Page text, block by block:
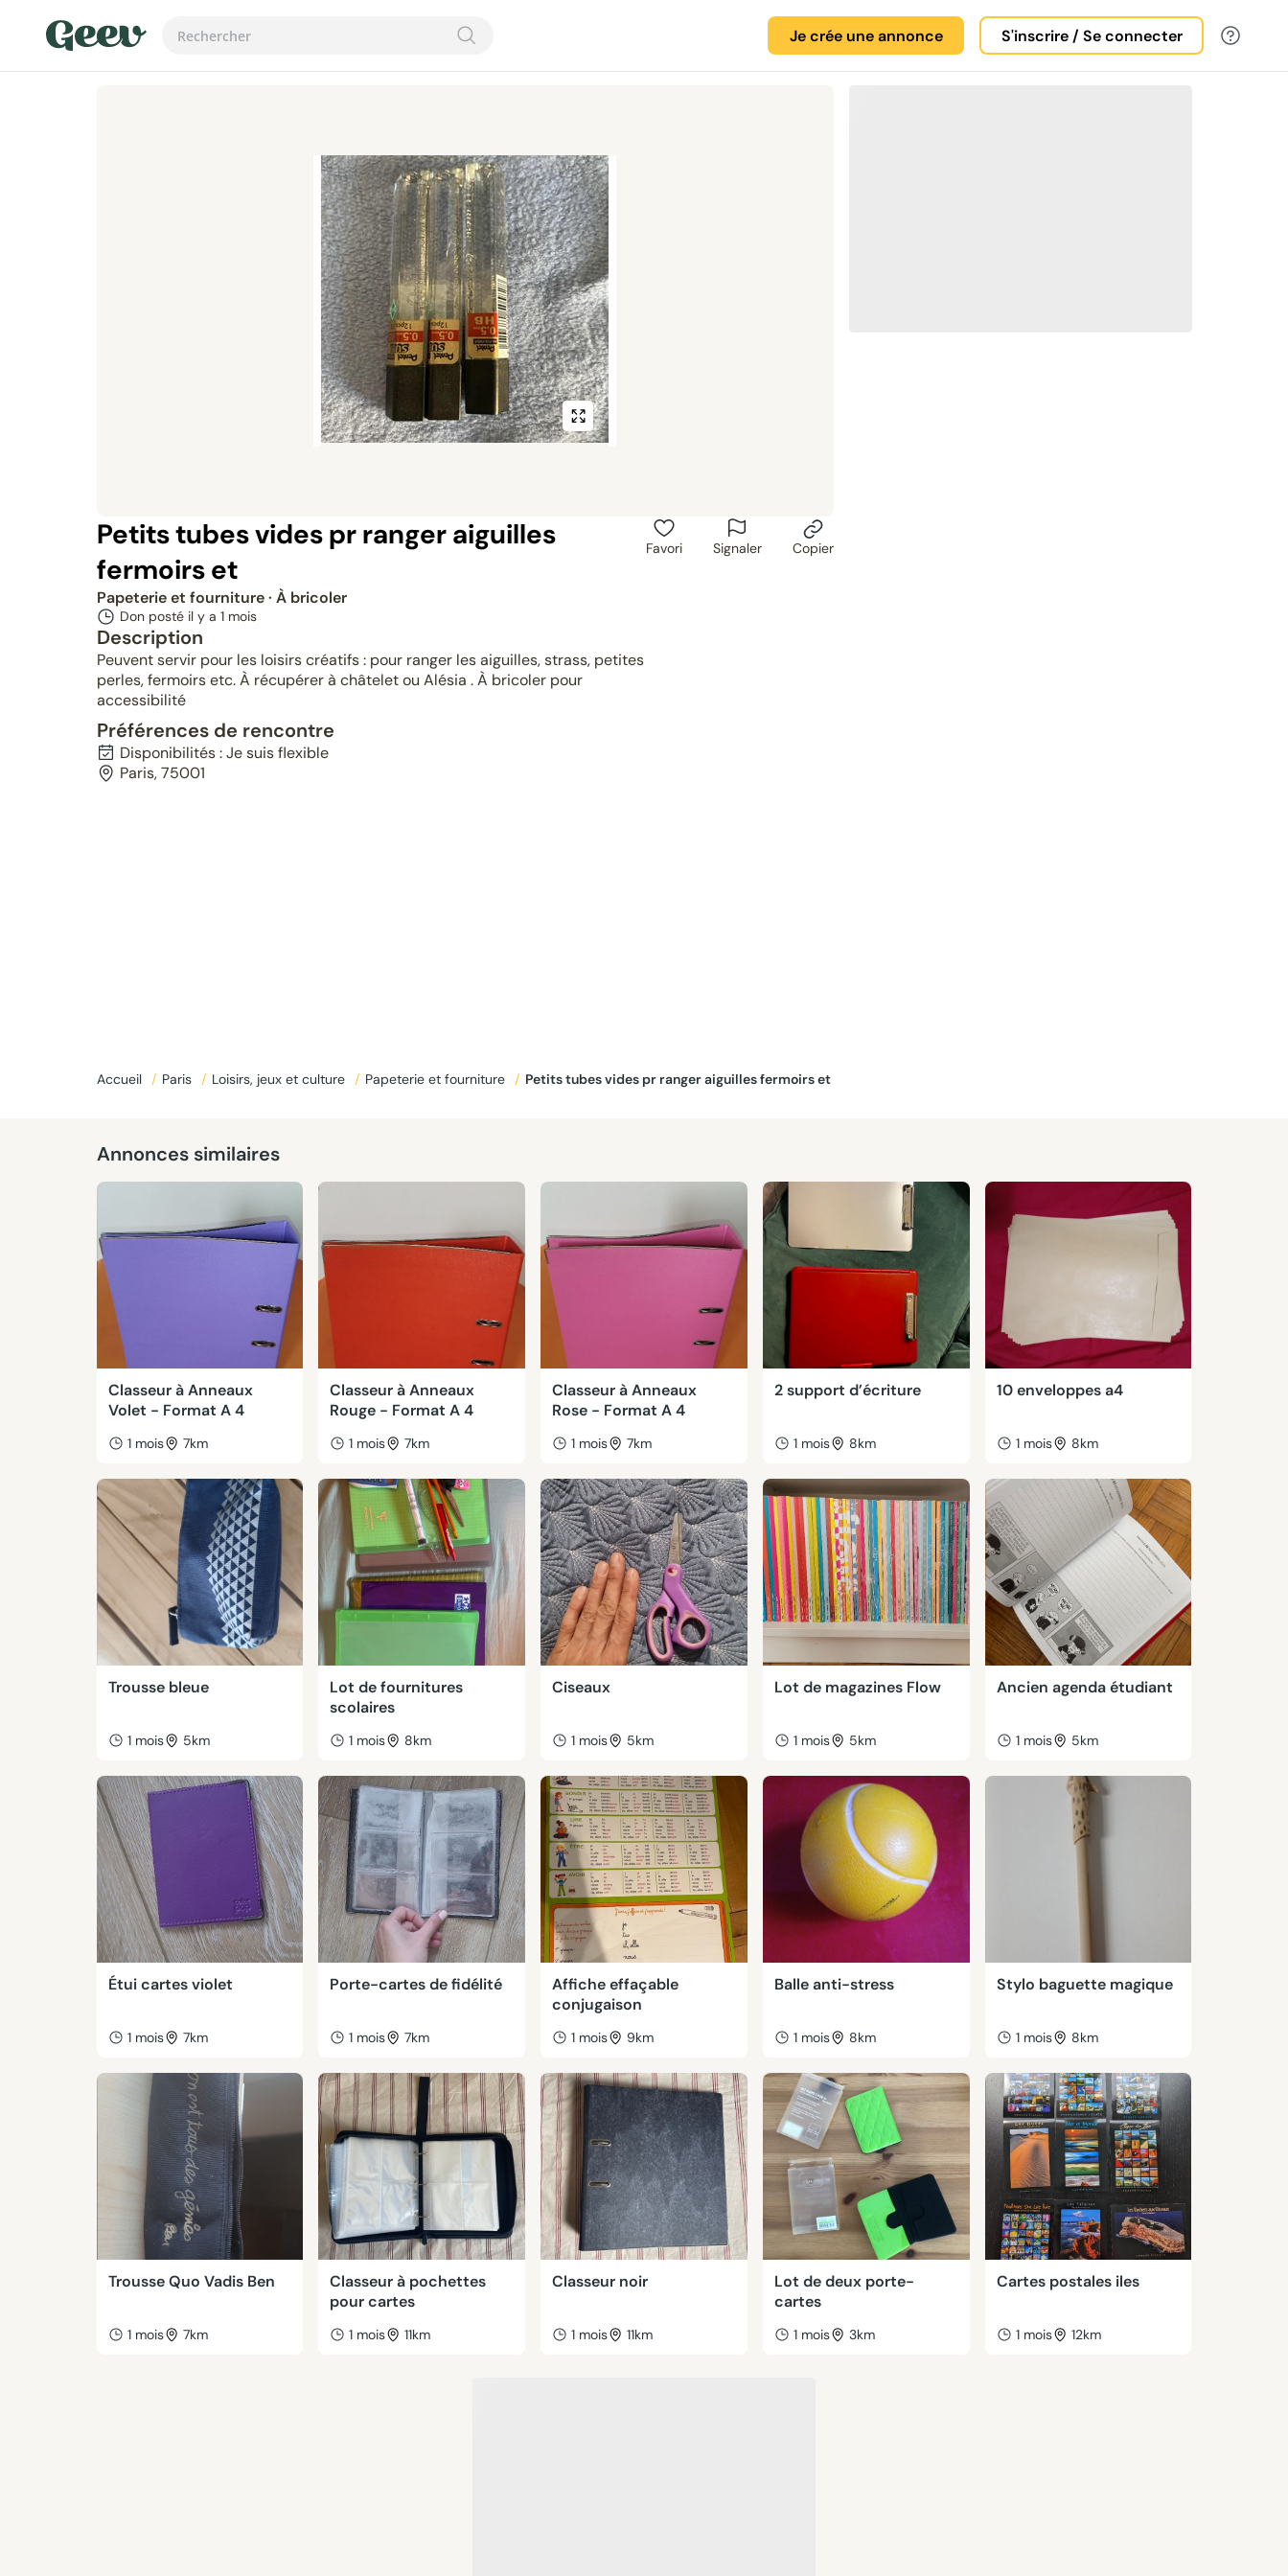
Je crée une annonce S'inscrire / Se connecter
Petits tubes vides pr ranger aiguilles
fermoirs et
Papeterie et fourniture· À bricoler
Don posté il y a 1 mois
Description
Peuvent servir pour les loisirs créatifs : pour ranger les aiguilles, strass, petites
perles, fermoirs etc. À récupérer à châtelet ou Alésia . À bricoler pour
accessibilité
Favori Signaler Copier
Préférences de rencontre
Disponibilités : Je suis flexible
Paris, 75001
Accueil / Paris / Loisirs, jeux et culture / Papeterie et fourniture / Petits tubes vides pr ranger aiguilles fermoirs et
Annonces similaires
Classeur à Anneaux
Volet - Format A 4
1 mois 7km
Classeur à Anneaux
Rouge - Format A 4
1 mois 7km
Classeur à Anneaux
Rose - Format A 4
1 mois 7km
2 support d’écriture
1 mois 8km
10 enveloppes a4
1 mois 8km
Trousse bleue
1 mois 5km
Lot de fournitures
scolaires
1 mois 8km
Ciseaux
1 mois 5km
Lot de magazines Flow
1 mois 5km
Ancien agenda étudiant
1 mois 5km
Étui cartes violet
1 mois 7km
Porte-cartes de fidélité
1 mois 7km
Affiche effaçable
conjugaison
1 mois 9km
Balle anti-stress
1 mois 8km
Stylo baguette magique
1 mois 8km
Trousse Quo Vadis Ben
1 mois 7km
Classeur à pochettes
pour cartes
1 mois 11km
Classeur noir
1 mois 11km
Lot de deux porte-
cartes
1 mois 3km
Cartes postales iles
1 mois 12km